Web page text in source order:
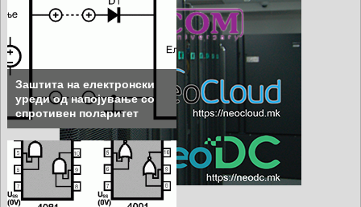
Заштита на електронски
уреди од напојување со
спротивен поларитет